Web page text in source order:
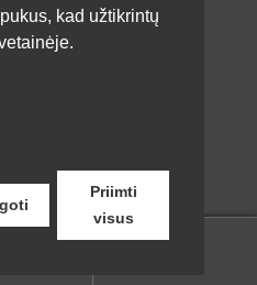
kad užtikrintų
Priimti
visus